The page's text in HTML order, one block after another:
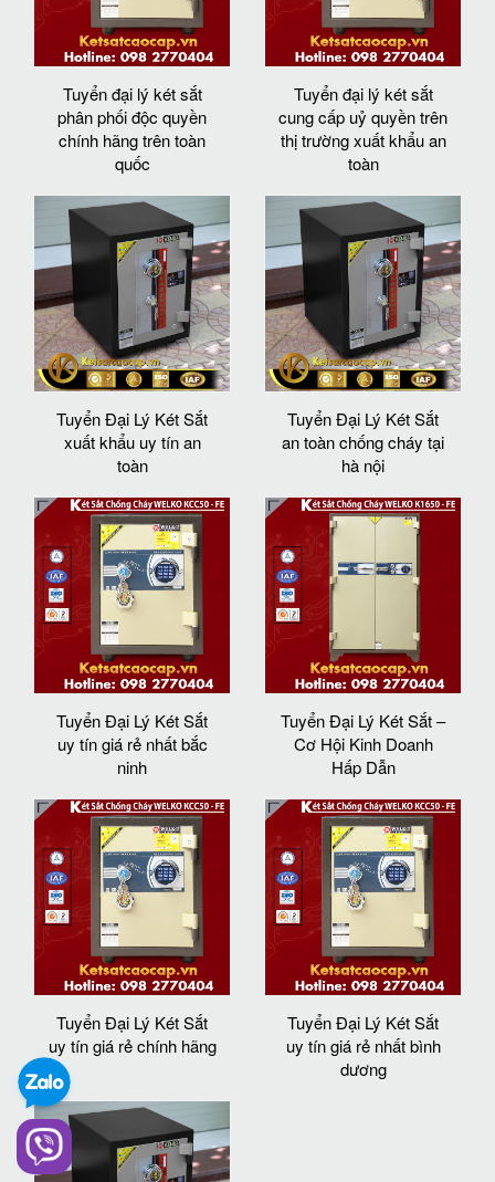
Tuyển đại lý két sắt
phân phối độc quyền
chính hãng trên toàn
quốc
Tuyển đại lý két sắt
cung cấp uỷ quyền trên
thị trường xuất khẩu an
toàn
Tuyển Đại Lý Két Sắt
xuất khẩu uy tín an
toàn
Tuyển Đại Lý Két Sắt
an toàn chống cháy tại
hà nội
Tuyển Đại Lý Két Sắt
uy tín giá rẻ nhất bắc
ninh
Tuyển Đại Lý Két Sắt –
Cơ Hội Kinh Doanh
Hấp Dẫn
Tuyển Đại Lý Két Sắt
uy tín giá rẻ chính hãng
Tuyển Đại Lý Két Sắt
uy tín giá rẻ nhất bình
dương